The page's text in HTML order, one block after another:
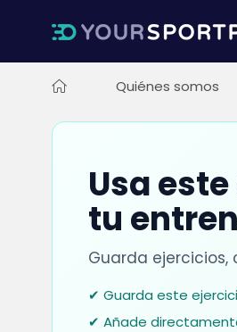
Quiénes somos
Usa
tu
Guarda
✔ Guarda este
✔ Añade